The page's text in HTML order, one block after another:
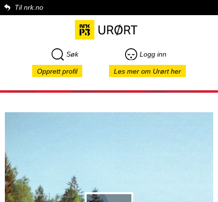
Til nrk.no
Søk Logg inn
Opprett profil Les mer om Urørt her